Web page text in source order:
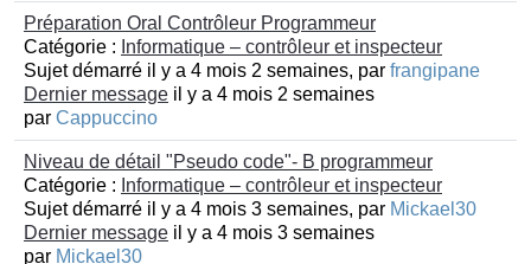
Préparation Oral Contrôleur Programmeur
Catégorie : Informatique – contrôleur et inspecteur
Sujet démarré il y a 4 mois 2 semaines, par frangipane
Dernier message il y a 4 mois 2 semaines
par Cappuccino
Niveau de détail "Pseudo code"- B programmeur
Catégorie : Informatique – contrôleur et inspecteur
Sujet démarré il y a 4 mois 3 semaines, par Mickael30
Dernier message il y a 4 mois 3 semaines
par Mickael30